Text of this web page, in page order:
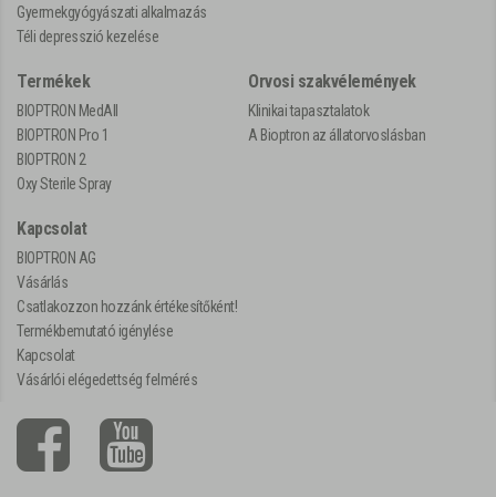
Gyermekgyógyászati alkalmazás
Téli depresszió kezelése
Termékek
BIOPTRON MedAll
BIOPTRON Pro 1
BIOPTRON 2
Oxy Sterile Spray
Orvosi szakvélemények
Klinikai tapasztalatok
A Bioptron az állatorvoslásban
Kapcsolat
BIOPTRON AG
Vásárlás
Csatlakozzon hozzánk értékesítőként!
Termékbemutató igénylése
Kapcsolat
Vásárlói elégedettség felmérés